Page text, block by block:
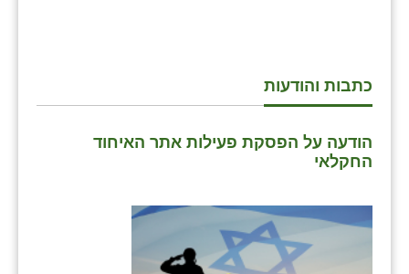
כתבות והודעות
הודעה על הפסקת פעילות אתר האיחוד
החקלאי